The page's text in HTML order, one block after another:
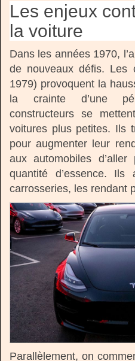
Les enjeux
la voiture
Dans les années 1970,
de nouveaux défis. Les
1979) provoquent la
la crainte d’une
constructeurs se
voitures plus petites. Ils
pour augmenter leur
aux automobiles
quantité d’essence.
carrosseries, les rendant
Parallèlement, on